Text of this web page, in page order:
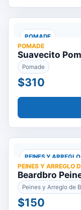
POMADE
POMADE
Suavecito
Pomade
$310
PEINES Y
PEINES Y ARREGLO
Beardbro
Peines y Arreglo de
$150